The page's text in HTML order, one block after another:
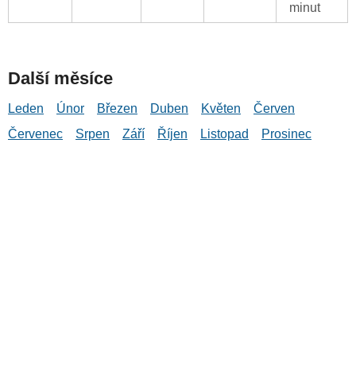
minut
Další měsíce
Leden Únor Březen Duben Květen
Červen
Červenec
Srpen Září Říjen Listopad Prosinec